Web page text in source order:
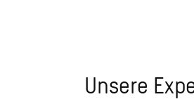
Unsere